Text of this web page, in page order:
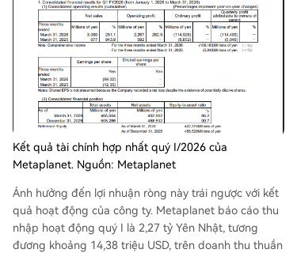
Kết quả tài chính hợp nhất quý I/2026 của
Metaplanet. Nguồn: Metaplanet
Ảnh hưởng đến lợi nhuận ròng này trái ngược với kết
quả hoạt động của công ty. Metaplanet báo cáo thu
nhập hoạt động quý I là 2,27 tỷ Yên Nhật, tương
đương khoảng 14,38 triệu USD, trên doanh thu thuần